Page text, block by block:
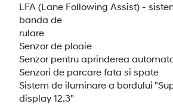
LFA (Lane Following Assist) -
banda de
rulare
Senzor de ploaie
Senzor pentru aprinderea
Senzori de parcare fata si spate
Sistem de iluminare a bordului
display 12.3"